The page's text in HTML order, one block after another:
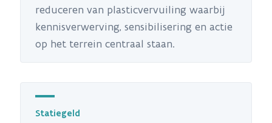
reduceren van plasticvervuiling waarbij
kennisverwerving, sensibilisering en actie
op het terrein centraal staan.
Statiegeld